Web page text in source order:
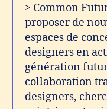
> Common
proposer de
espaces de
designers en
génération
collaboration
designers,